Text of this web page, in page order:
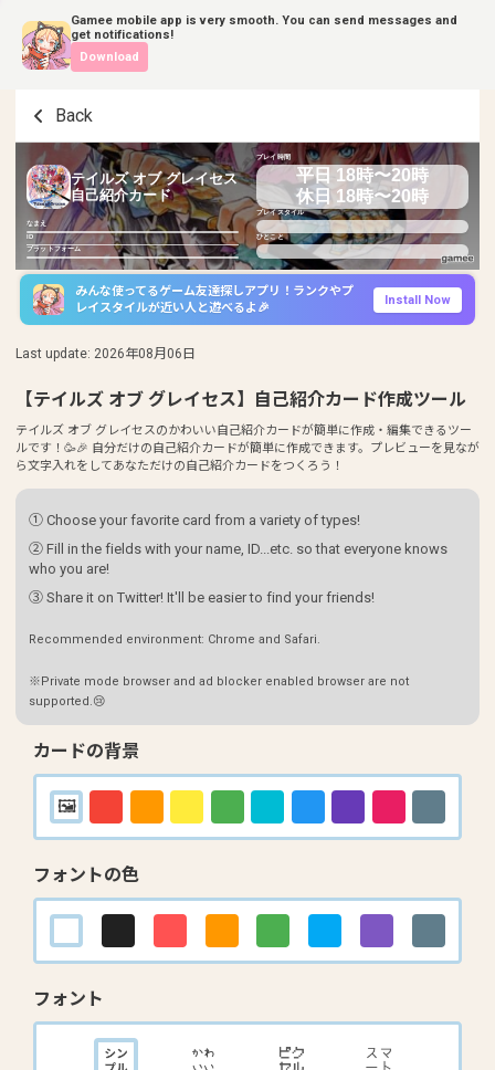
Gamee mobile app is very smooth. You can send messages and
get notifications!
Download
Back
テイルズ オブ グレイセス
自己紹介カード
なまえ
ID
プラットフォーム
プレイ時間
平日 18時〜20時
休日 18時〜20時
プレイスタイル
ひとこと
みんな使ってるゲーム友達探しアプリ！ランクやプ
レイスタイルが近い人と遊べるよ🎉
Install Now
Last update: 2026年08月06日
【テイルズ オブ グレイセス】自己紹介カード作成ツール
テイルズ オブ グレイセスのかわいい自己紹介カードが簡単に作成・編集できるツー
ルです！🥳🎉 自分だけの自己紹介カードが簡単に作成できます。プレビューを見なが
ら文字入れをしてあなただけの自己紹介カードをつくろう！
① Choose your favorite card from a variety of types!
② Fill in the fields with your name, ID...etc. so that everyone knows
who you are!
③ Share it on Twitter! It'll be easier to find your friends!
Recommended environment: Chrome and Safari.
※Private mode browser and ad blocker enabled browser are not
supported.😢
カードの背景
フォントの色
フォント